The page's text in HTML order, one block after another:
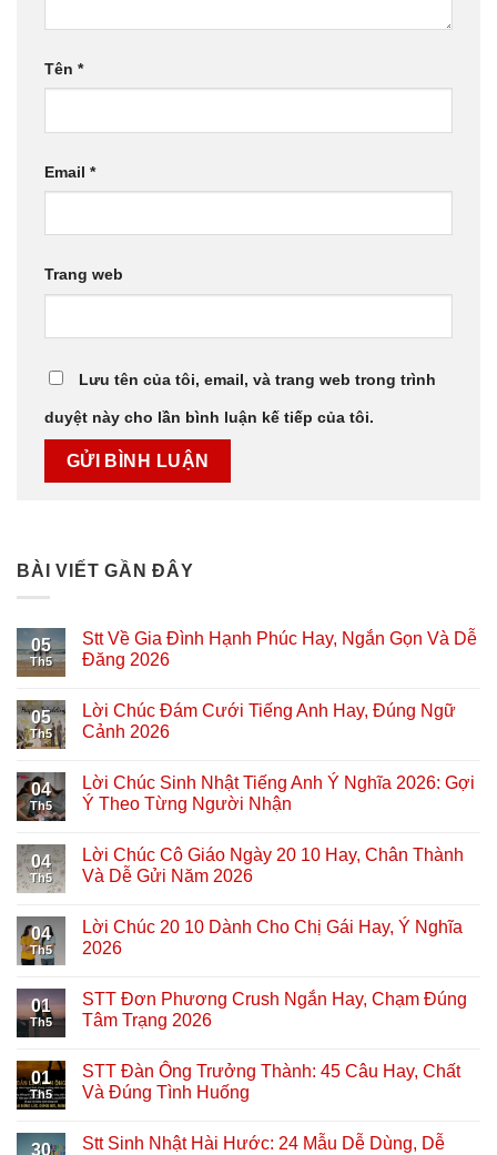
Tên *
Email *
Trang web
Lưu tên của tôi, email, và trang web trong trình
duyệt này cho lần bình luận kế tiếp của tôi.
BÀI VIẾT GẦN ĐÂY
05
Th5
Stt Về Gia Đình Hạnh Phúc Hay, Ngắn Gọn Và Dễ
Đăng 2026
05
Th5
Lời Chúc Đám Cưới Tiếng Anh Hay, Đúng Ngữ
Cảnh 2026
04
Th5
Lời Chúc Sinh Nhật Tiếng Anh Ý Nghĩa 2026: Gợi
Ý Theo Từng Người Nhận
04
Th5
Lời Chúc Cô Giáo Ngày 20 10 Hay, Chân Thành
Và Dễ Gửi Năm 2026
04
Th5
Lời Chúc 20 10 Dành Cho Chị Gái Hay, Ý Nghĩa
2026
01
Th5
STT Đơn Phương Crush Ngắn Hay, Chạm Đúng
Tâm Trạng 2026
01
Th5
STT Đàn Ông Trưởng Thành: 45 Câu Hay, Chất
Và Đúng Tình Huống
30 Stt Sinh Nhật Hài Hước: 24 Mẫu Dễ Dùng, Dễ